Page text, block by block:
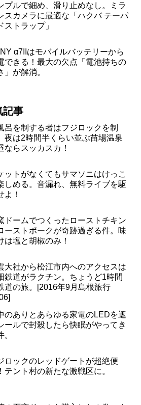
プルで細め、滑り止めなし。ミラ
スカメラに最適な「ハクバ テーパ
ストラップ」
α7IIはモバイルバッテリーから
できる！最大の欠点「電池持ちの
」が解消。
記事
呂を制する者はフジロックを制
夜は2時間半くらい並ぶ苗場温泉
ならスッカスカ！
ットがなくてもサマソニはけっこ
しめる。音漏れ、無料ライブを駆
よ！
ドームでつくったローストチキン
ーストポークが奇跡過ぎる件。味
は塩と胡椒のみ！
大社から松江市内へのアクセスは
鉄道がラクチン。ちょうど1時間
道の旅。[2016年9月島根旅行
のありとあらゆる家電のLEDを遮
ールで封殺したら快眠がやってき
。
ロックのレッドゲートが超絶便
テント村の新たな激戦区に。